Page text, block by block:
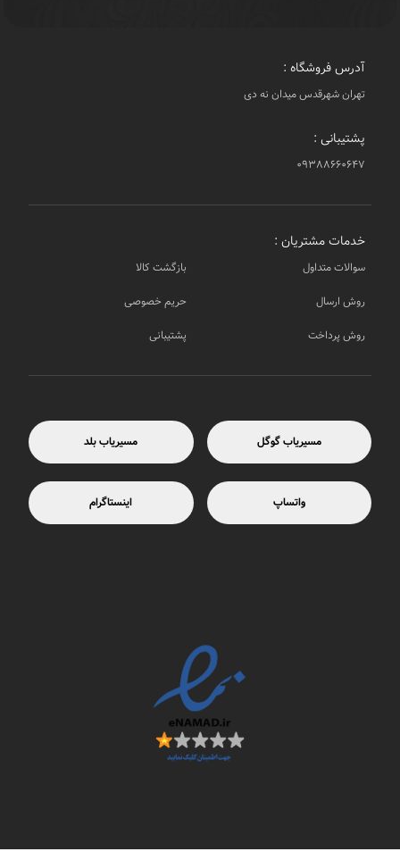
آدرس فروشگاه :
تهران شهرقدس میدان نه دی
پشتیبانی :
۰۹۳۸۸۶۶۰۶۴۷
خدمات مشتریان :
سوالات متداول
بازگشت کالا
روش ارسال
حریم خصوصی
روش پرداخت
پشتیبانی
مسیریاب گوگل مسیریاب بلد
واتساپ اینستاگرام